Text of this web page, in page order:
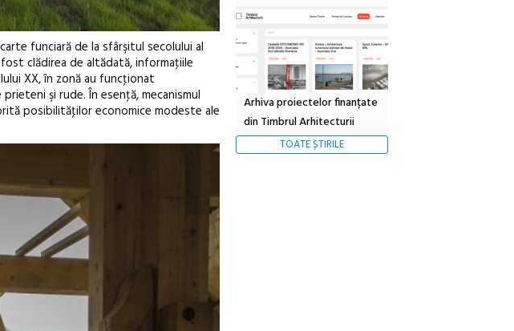
funciară de la sfârşitul secolului al
clădirea de altădată, informaţiile
XX, în zonă au funcţionat
şi rude. În esenţă, mecanismul
posibilităţilor economice modeste ale
Arhiva proiectelor finanțate
din Timbrul Arhitecturii
TOATE ȘTIRILE